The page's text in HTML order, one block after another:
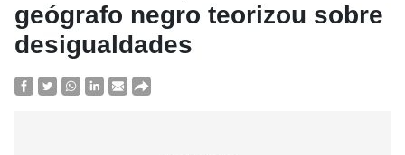
geógrafo negro teorizou sobre
desigualdades